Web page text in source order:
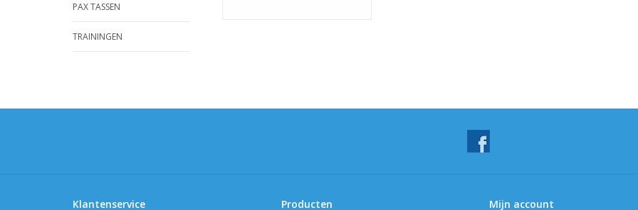
PAX TASSEN
TRAININGEN
Klantenservice Producten Mijn account